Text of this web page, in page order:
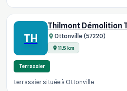
TH Ottonville (57220)
11.5 km
Terrassier
terrassier située à Ottonville